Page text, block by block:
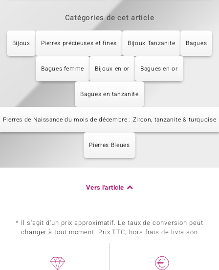
Catégories de cet article
Bijoux Pierres précieuses et fines Bijoux Tanzanite Bagues
Bagues femme Bijoux en or Bagues en or
Bagues en tanzanite
Pierres de Naissance du mois de décembre : Zircon, tanzanite & turquoise
Pierres Bleues
Vers l'article
* Il s'agit d'un prix approximatif. Le taux de conversion peut
changer à tout moment. Prix TTC, hors frais de livraison